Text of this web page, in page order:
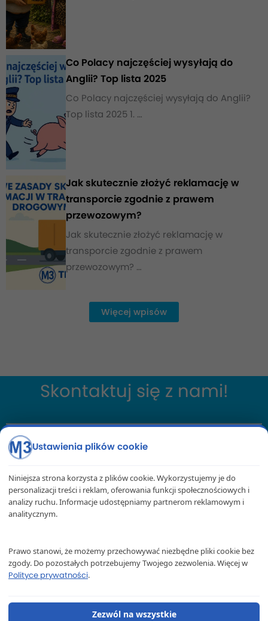
Co Polacy najczęściej wysyłają do
Anglii? Top lista 2025
Co Polacy najczęściej wysyłają do Anglii?
Top lista 2025 1. …
Jak skutecznie złożyć reklamację w
transporcie zgodnie z prawem
przewozowym?
Jak skutecznie złożyć reklamację w
transporcie zgodnie z prawem
przewozowym? …
Więcej wpisów
Skontaktuj się z nami!
Zadzwoń Polska
Zadzwoń Anglia
ul. Okrzei 130
42-300 Myszków
+48 575 356 615
+44 7497 849 939
biuro@m3transport.pl
Ustawienia plików cookie
Niniejsza strona korzysta z plików cookie. Wykorzystujemy je do
personalizacji treści i reklam, oferowania funkcji społecznościowych i
analizy ruchu. Informacje udostępniamy partnerom reklamowym i
analitycznym.
Prawo stanowi, że możemy przechowywać niezbędne pliki cookie bez
zgody. Do pozostałych potrzebujemy Twojego zezwolenia. Więcej w
Polityce prywatności.
Zezwól na wszystkie